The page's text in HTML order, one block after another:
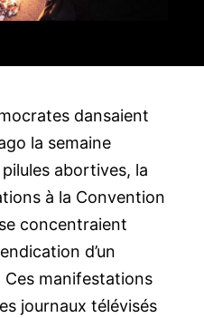
dansaient
la semaine
abortives, la
à la Convention
concentraient
d’un
Ces manifestations
journaux télévisés